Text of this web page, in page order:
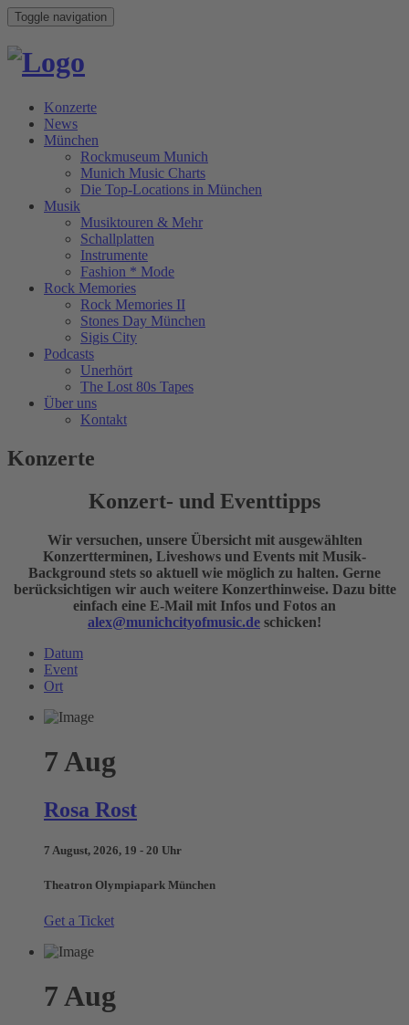
Toggle navigation
Konzerte
News
München
Rockmuseum Munich
Munich Music Charts
Die Top-Locations in München
Musik
Musiktouren & Mehr
Schallplatten
Instrumente
Fashion * Mode
Rock Memories
Rock Memories II
Stones Day München
Sigis City
Podcasts
Unerhört
The Lost 80s Tapes
Über uns
Kontakt
Konzerte
Konzert- und Eventtipps
Wir versuchen, unsere Übersicht mit ausgewählten
Konzertterminen, Liveshows und Events mit Musik-
Background stets so aktuell wie möglich zu halten. Gerne
berücksichtigen wir auch weitere Konzerthinweise. Dazu bitte
einfach eine E-Mail mit Infos und Fotos an
alex@munichcityofmusic.de schicken!
Datum
Event
Ort
7 Aug
Rosa Rost
7 August, 2026, 19 - 20 Uhr
Theatron Olympiapark München
Get a Ticket
7Aug